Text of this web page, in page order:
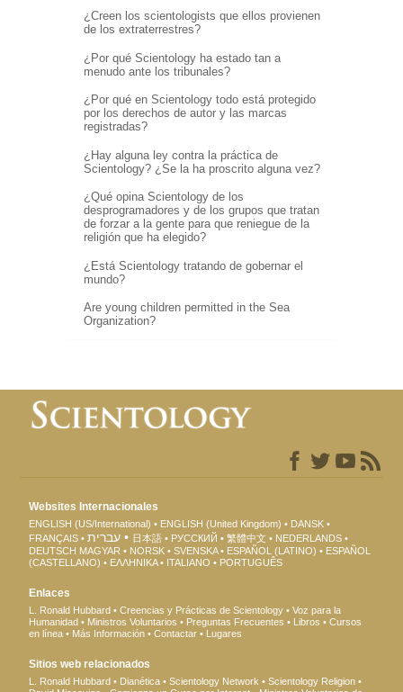
¿Creen los scientologists que ellos provienen
de los extraterrestres?
¿Por qué Scientology ha estado tan a
menudo ante los tribunales?
¿Por qué en Scientology todo está protegido
por los derechos de autor y las marcas
registradas?
¿Hay alguna ley contra la práctica de
Scientology? ¿Se la ha proscrito alguna vez?
¿Qué opina Scientology de los
desprogramadores y de los grupos que tratan
de forzar a la gente para que reniegue de la
religión que ha elegido?
¿Está Scientology tratando de gobernar el
mundo?
Are young children permitted in the Sea
Organization?
Websites Internacionales
ENGLISH (US/International) ENGLISH (United Kingdom)
DANSK
FRANÇAIS
עברית 日本語 РУССКИЙ 繁體中文
NEDERLANDS
DEUTSCH MAGYAR NORSK SVENSKA ESPAÑOL (LATINO)
ESPAÑOL
(CASTELLANO)
ΕΛΛΗΝΙΚA ITALIANO PORTUGUÊS
Enlaces
L. Ronald Hubbard Creencias y Prácticas de Scientology
Voz para la
Humanidad
Ministros Voluntarios Preguntas Frecuentes Libros
Cursos
en línea
Más Información Contactar Lugares
Sitios web relacionados
L. Ronald Hubbard Dianética Scientology Network
Scientology Religion